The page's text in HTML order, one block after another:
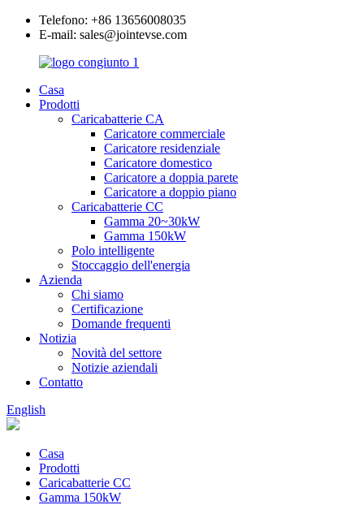
Telefono: +86 13656008035
E-mail: sales@jointevse.com
Casa
Prodotti
Caricabatterie CA
Caricatore commerciale
Caricatore residenziale
Caricatore domestico
Caricatore a doppia parete
Caricatore a doppio piano
Caricabatterie CC
Gamma 20~30kW
Gamma 150kW
Polo intelligente
Stoccaggio dell'energia
Azienda
Chi siamo
Certificazione
Domande frequenti
Notizia
Novità del settore
Notizie aziendali
Contatto
English
Casa
Prodotti
Caricabatterie CC
Gamma 150kW